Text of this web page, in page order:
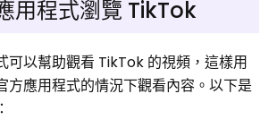
用程式瀏覽 TikTok
可以幫助觀看 TikTok 的視頻，這樣用
方應用程式的情況下觀看內容。以下是